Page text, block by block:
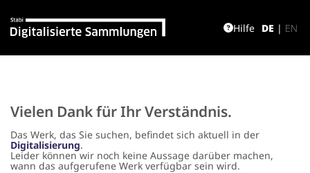
DE | EN
Hilfe
Vielen Dank für Ihr Verständnis.
Das Werk, das Sie suchen, befindet sich aktuell in der
Digitalisierung.
Leider können wir noch keine Aussage darüber machen,
wann das aufgerufene Werk verfügbar sein wird.